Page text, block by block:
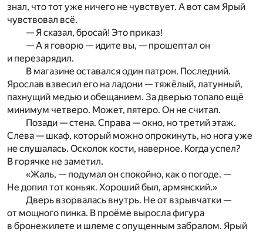
знал, что тот уже ничего не чувствует. А вот сам Ярый
чувствовал всё.
— Я сказал, бросай! Это приказ!
— А я говорю — идите вы, — прошептал он
и перезарядил.
В магазине оставался один патрон. Последний.
Ярослав взвесил его на ладони — тяжёлый, латунный,
пахнущий медью и обещанием. За дверью топало ещё
минимум четверо. Может, пятеро. Он не считал.
Позади — стена. Справа — окно, но третий этаж.
Слева — шкаф, который можно опрокинуть, но нога уже
не слушалась. Осколок кости, наверное. Когда успел?
В горячке не заметил.
«Жаль, — подумал он спокойно, как о погоде. —
Не допил тот коньяк. Хороший был, армянский.»
Дверь взорвалась внутрь. Не от взрывчатки —
от мощного пинка. В проёме выросла фигура
в бронежилете и шлеме с опущенным забралом. Ярый